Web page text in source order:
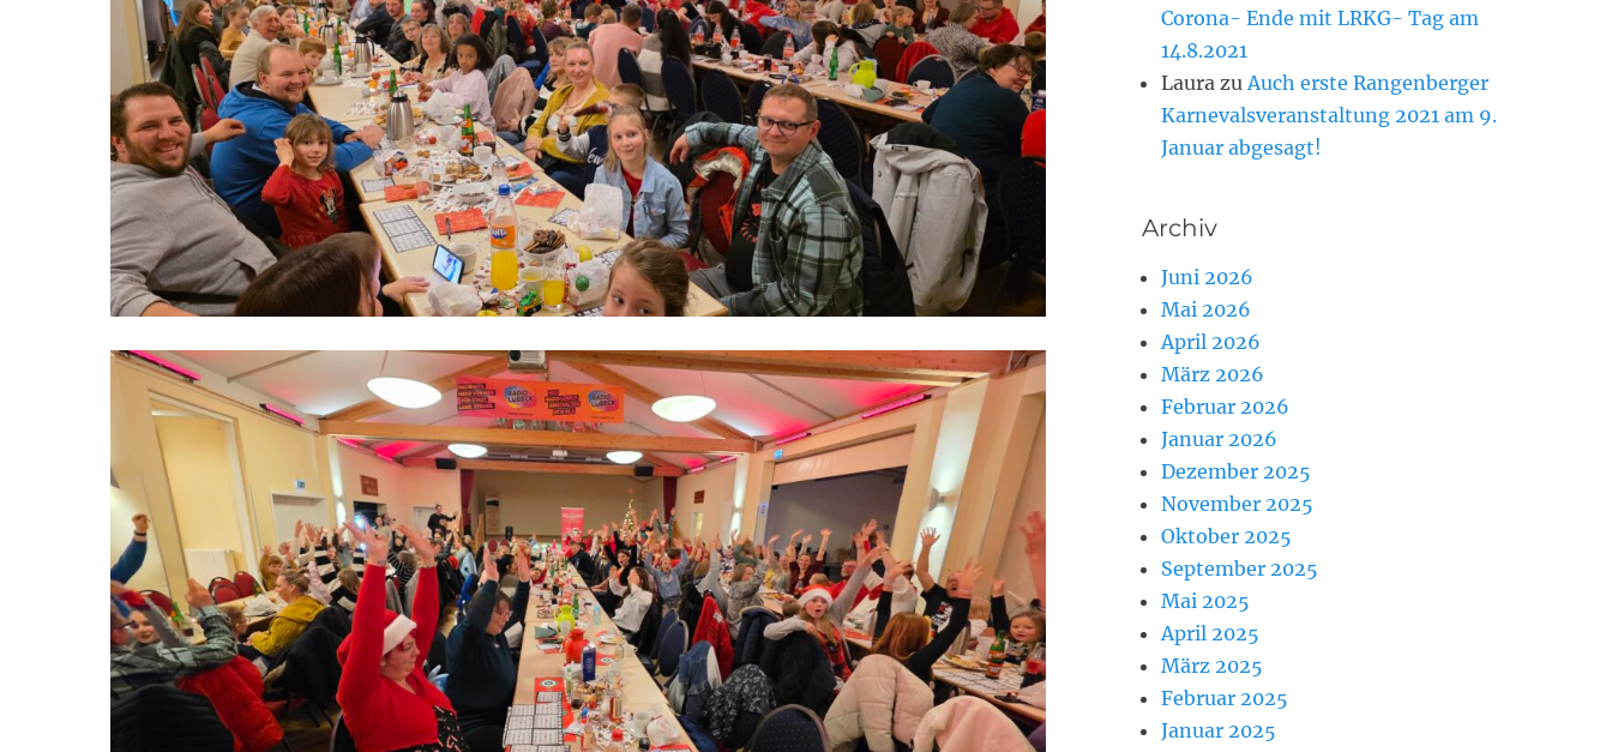
Corona- Ende mit LRKG- Tag am
14.8.2021
Laura zuAuch erste Rangenberger
Karnevalsveranstaltung 2021 am 9.
Januar abgesagt!
Archiv
Juni 2026
Mai 2026
April 2026
März 2026
Februar 2026
Januar 2026
Dezember 2025
November 2025
Oktober 2025
September 2025
Mai 2025
April 2025
März 2025
Februar 2025
Januar 2025